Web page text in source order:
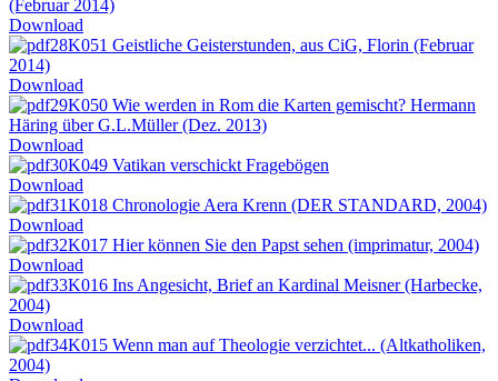
(Februar 2014)
Download
K051 Geistliche Geisterstunden, aus CiG, Florin (Februar
2014)
Download
K050 Wie werden in Rom die Karten gemischt? Hermann
Häring über G.L.Müller (Dez. 2013)
Download
K049 Vatikan verschickt Fragebögen
Download
K018 Chronologie Aera Krenn (DER STANDARD, 2004)
Download
K017 Hier können Sie den Papst sehen (imprimatur, 2004)
Download
K016 Ins Angesicht, Brief an Kardinal Meisner (Harbecke,
2004)
Download
K015 Wenn man auf Theologie verzichtet... (Altkatholiken,
2004)